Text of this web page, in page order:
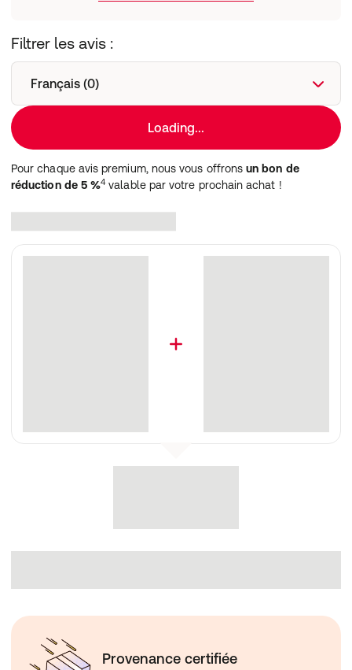
28 avenue de l’Annonciade
Filtrer les avis :
Français (0)
Loading...
Pour chaque avis premium, nous vous offronsun bon de
réduction de 5 %4 valable par votre prochain achat !
Provenance certifiée